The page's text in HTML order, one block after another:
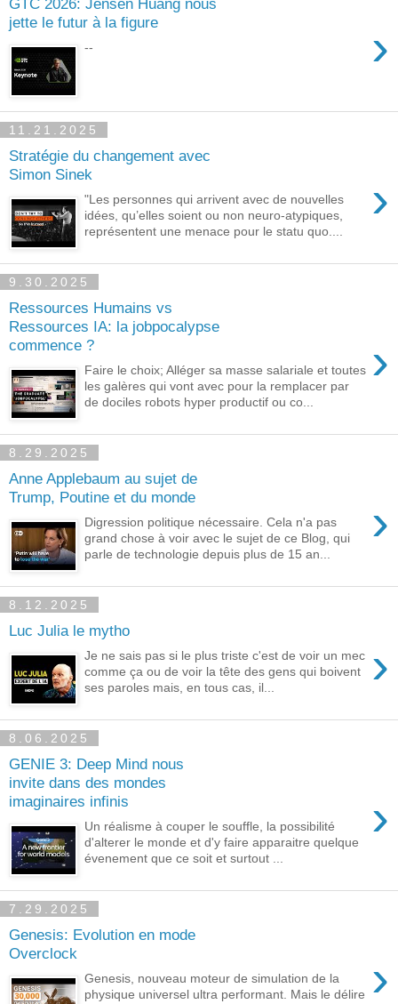
jette le futur à la figure
›
--
11.21.2025
Stratégie du changement avec
Simon Sinek
›
"Les personnes qui arrivent avec de nouvelles
idées, qu’elles soient ou non neuro-atypiques,
représentent une menace pour le statu quo....
9.30.2025
Ressources Humains vs
Ressources IA: la jobpocalypse
commence ?
›
Faire le choix; Alléger sa masse salariale et toutes
les galères qui vont avec pour la remplacer par
de dociles robots hyper productif ou co...
8.29.2025
Anne Applebaum au sujet de
Trump, Poutine et du monde
›
Digression politique nécessaire. Cela n'a pas
grand chose à voir avec le sujet de ce Blog, qui
parle de technologie depuis plus de 15 an...
8.12.2025
Luc Julia le mytho
›
Je ne sais pas si le plus triste c'est de voir un mec
comme ça ou de voir la tête des gens qui boivent
ses paroles mais, en tous cas, il...
8.06.2025
GENIE 3: Deep Mind nous
invite dans des mondes
imaginaires infinis
›
Un réalisme à couper le souffle, la possibilité
d'alterer le monde et d'y faire apparaitre quelque
évenement que ce soit et surtout ...
7.29.2025
Genesis: Evolution en mode
Overclock
›
Genesis, nouveau moteur de simulation de la
physique universel ultra performant. Mais le délire